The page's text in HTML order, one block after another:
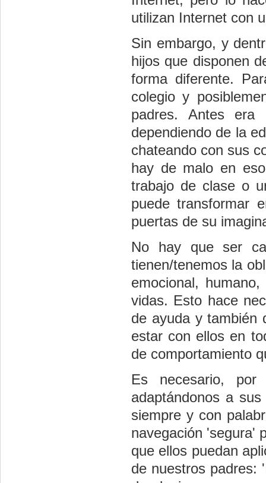
utilizan Internet con
Sin embargo, y
hijos que disponen
forma diferente.
colegio y
padres. Antes
dependiendo de la
chateando con sus
hay de malo en
trabajo de clase o
puede transformar
puertas de su
No hay que ser
tienen/tenemos la
emocional,
vidas. Esto hace
de ayuda y también
estar con ellos en
de comportamiento
Es necesario,
adaptándonos a
siempre y con
navegación 'segura'
que ellos puedan
de nuestros padres: